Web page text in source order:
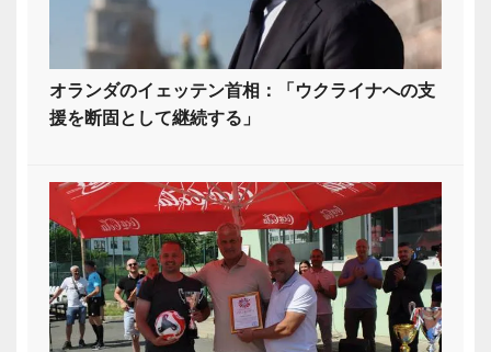
オランダのイェッテン首相：「ウクライナへの支
援を断固として継続する」